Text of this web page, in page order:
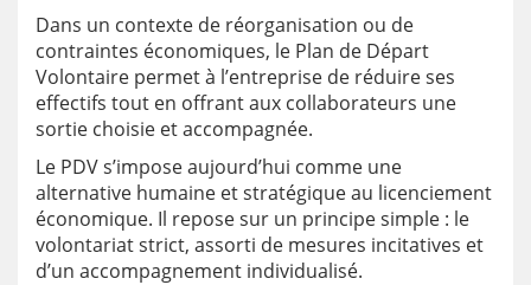
Dans un contexte de réorganisation ou de
contraintes économiques, le Plan de Départ
Volontaire permet à l’entreprise de réduire ses
effectifs tout en offrant aux collaborateurs une
sortie choisie et accompagnée.
Le PDV s’impose aujourd’hui comme une
alternative humaine et stratégique au licenciement
économique. Il repose sur un principe simple : le
volontariat strict, assorti de mesures incitatives et
d’un accompagnement individualisé.